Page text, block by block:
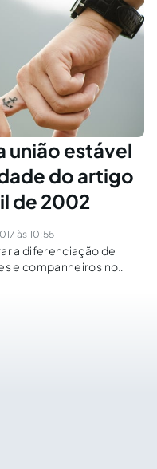
união estável
do artigo
de 2002
às 10:55
a diferenciação de
e companheiros no